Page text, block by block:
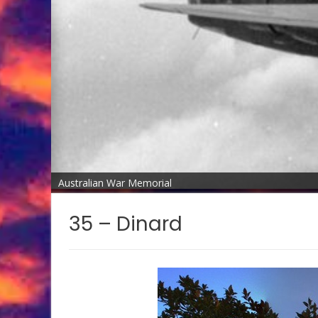
Australian War Memorial
35 – Dinard